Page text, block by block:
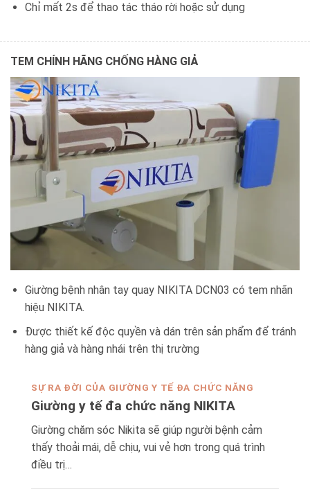
Chỉ mất 2s để thao tác tháo rời hoặc sử dụng
TEM CHÍNH HÃNG CHỐNG HÀNG GIẢ
Giường bệnh nhân tay quay NIKITA DCN03 có tem nhãn
hiệu NIKITA.
Được thiết kế độc quyền và dán trên sản phẩm để tránh
hàng giả và hàng nhái trên thị trường
SỰ RA ĐỜI CỦA GIƯỜNG Y TẾ ĐA CHỨC NĂNG
Giường y tế đa chức năng NIKITA
Giường chăm sóc Nikita sẽ giúp người bệnh cảm
thấy thoải mái, dễ chịu, vui vẻ hơn trong quá trình
điều trị…